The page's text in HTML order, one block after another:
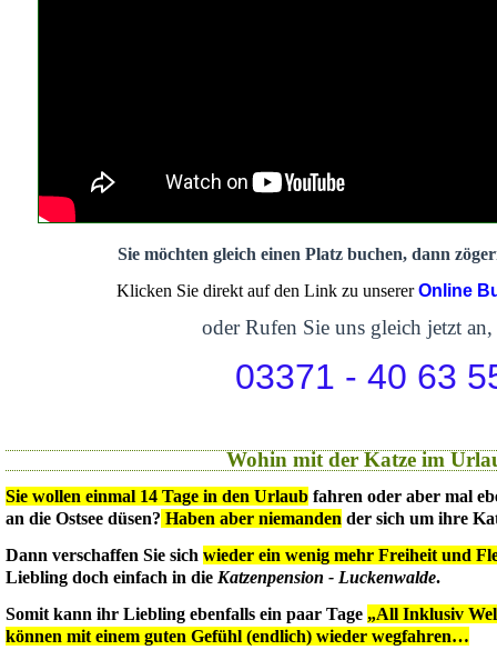
Sie möchten gleich einen Platz buchen, dann
Klicken Sie direkt auf den Link zu unsererOnline
oder Rufen Sie uns gleich jetzt an,
03371 - 40 63
Wohin mit der Katze im
Sie wollen einmal 14 Tage in den Urlaub fahren oder aber mal
an die Ostsee düsen? Haben aber niemanden der sich um ihre
Dann verschaffen Sie sich wieder ein wenig mehr Freiheit und
Liebling doch einfach in die Katzenpension - Luckenwalde.
Somit kann ihr Liebling ebenfalls ein paar Tage „All Inklusiv
können mit einem guten Gefühl (endlich) wieder wegfahren…